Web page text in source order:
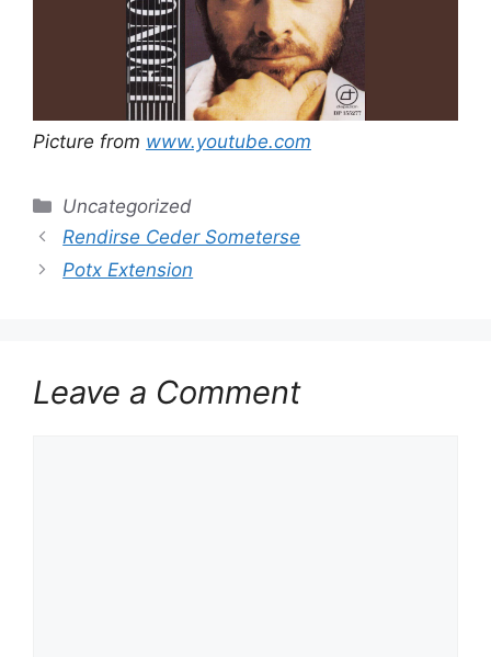
Picture from www.youtube.com
Categories
Uncategorized
Rendirse Ceder Someterse
Potx Extension
Leave a Comment